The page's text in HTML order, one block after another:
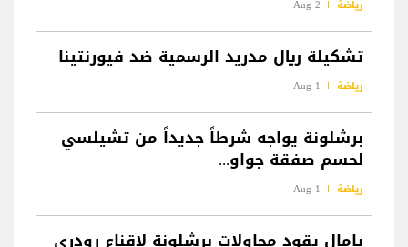
رياضة 2 Aug
تشكيلة ريال مدريد الرسمية ضد فيورنتينا
رياضة 1 Aug
برشلونة يواجه شرطاً جديداً من تشيلسي
لحسم صفقة جواو...
رياضة 1 Aug